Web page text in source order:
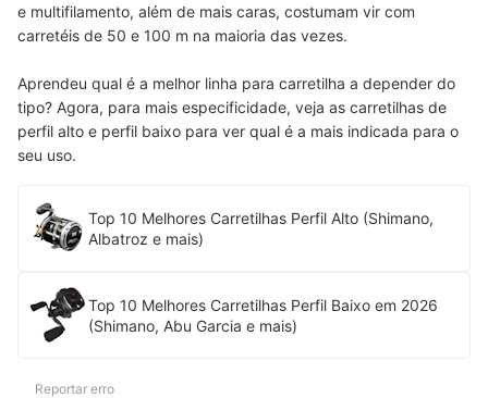
e multifilamento, além de mais caras, costumam vir com
carretéis de 50 e 100 m na maioria das vezes.
Aprendeu qual é a melhor linha para carretilha a depender do
tipo? Agora, para mais especificidade, veja as carretilhas de
perfil alto e perfil baixo para ver qual é a mais indicada para o
seu uso.
Top 10 Melhores Carretilhas Perfil Alto (Shimano,
Albatroz e mais)
Top 10 Melhores Carretilhas Perfil Baixo em 2026
(Shimano, Abu Garcia e mais)
Reportar erro